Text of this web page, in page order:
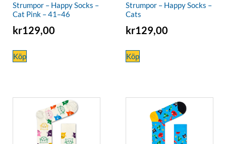
Strumpor – Happy Socks –
Cat Pink – 41–46
kr129,00
Köp
Strumpor – Happy Socks –
Cats
kr129,00
Köp